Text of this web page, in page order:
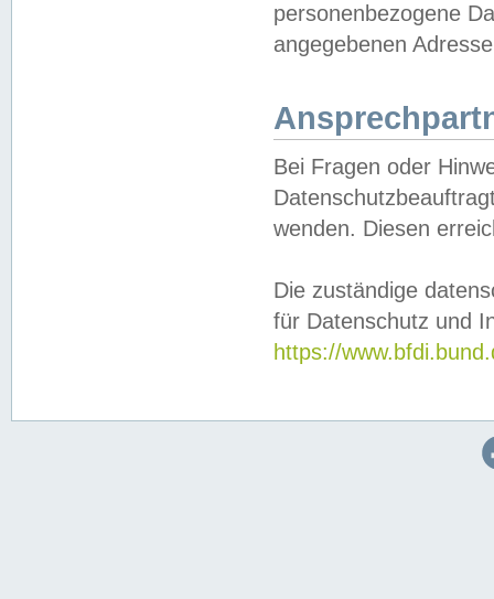
personenbezogene
angegebenen
Bei Fragen oder
wenden. Diesen
Die zuständige
für Datenschutz und
https://